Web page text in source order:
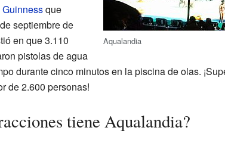
Aqualandia
Guinnessque
septiembre de
en que 3.110
pistolas de agua
durante cinco minutos en la piscina de olas.
de 2.600 personas!
tiene Aqualandia?